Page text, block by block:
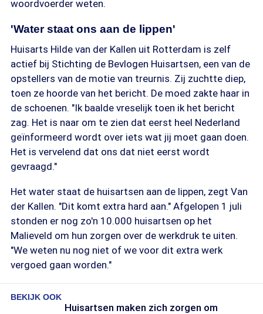
woordvoerder weten.
'Water staat ons aan de lippen'
Huisarts Hilde van der Kallen uit Rotterdam is zelf
actief bij Stichting de Bevlogen Huisartsen, een van de
opstellers van de motie van treurnis. Zij zuchtte diep,
toen ze hoorde van het bericht. De moed zakte haar in
de schoenen. "Ik baalde vreselijk toen ik het bericht
zag. Het is naar om te zien dat eerst heel Nederland
geïnformeerd wordt over iets wat jij moet gaan doen.
Het is vervelend dat ons dat niet eerst wordt
gevraagd."
Het water staat de huisartsen aan de lippen, zegt Van
der Kallen. "Dit komt extra hard aan." Afgelopen 1 juli
stonden er nog zo'n 10.000 huisartsen op het
Malieveld om hun zorgen over de werkdruk te uiten.
"We weten nu nog niet of we voor dit extra werk
vergoed gaan worden."
BEKIJK OOK
Huisartsen maken zich zorgen om